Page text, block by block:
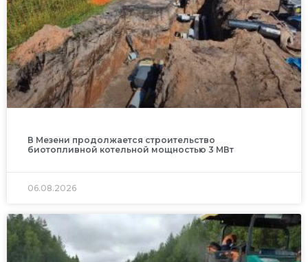
В Мезени продолжается строительство
биотопливной котельной мощностью 3 МВт
06.08.2026